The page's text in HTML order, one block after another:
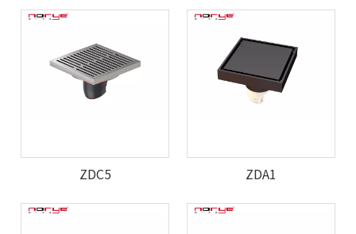
ZDC5 ZDA1